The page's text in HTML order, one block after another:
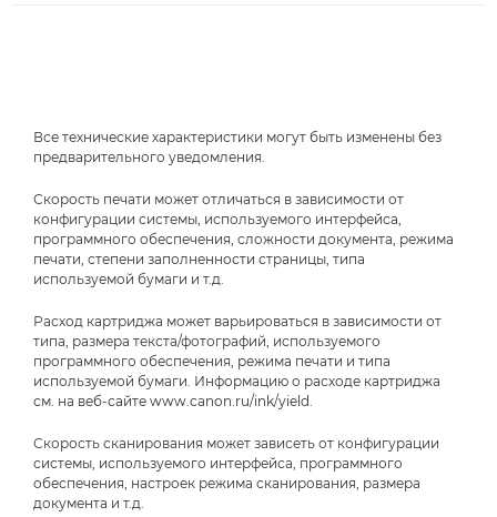
Все технические характеристики могут быть изменены без
предварительного уведомления.
Скорость печати может отличаться в зависимости от
конфигурации системы, используемого интерфейса,
программного обеспечения, сложности документа, режима
печати, степени заполненности страницы, типа
используемой бумаги и т.д.
Расход картриджа может варьироваться в зависимости от
типа, размера текста/фотографий, используемого
программного обеспечения, режима печати и типа
используемой бумаги. Информацию о расходе картриджа
см. на веб-сайте www.canon.ru/ink/yield.
Скорость сканирования может зависеть от конфигурации
системы, используемого интерфейса, программного
обеспечения, настроек режима сканирования, размера
документа и т.д.